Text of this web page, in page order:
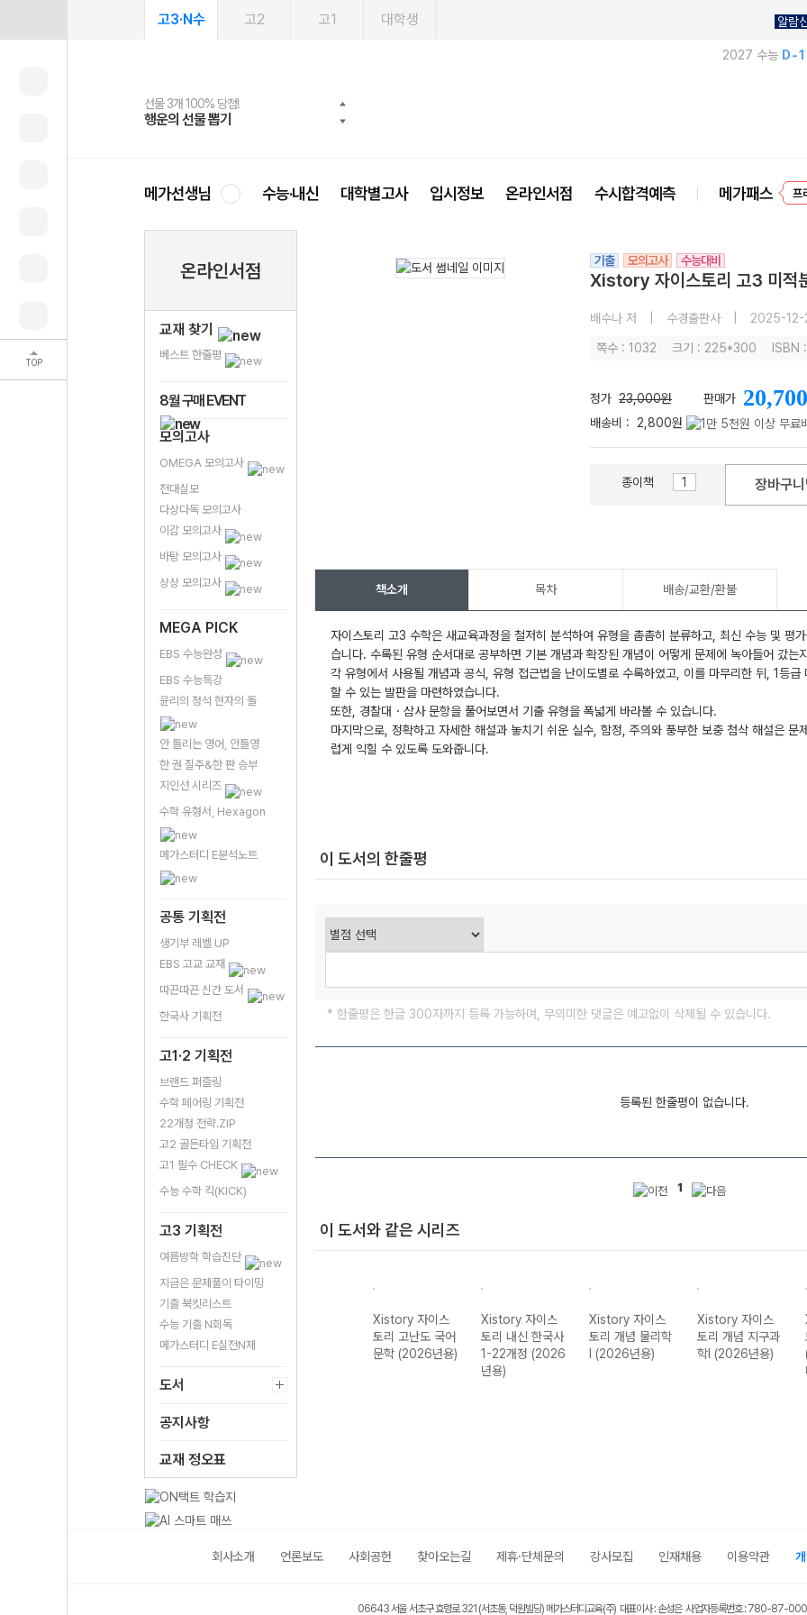
TOP
고3·N수 고2 고1 대학생 알람
2027 수능 D-
선물 3개 100% 당첨!
행운의 선물 뽑기
선물 100% 증정!
메가스터디 X 올리브
여름방학 스터디 캐시백
메가런 썸머스쿨
2027 러셀 단과
강사 공개선발
스마트러닝앱
설문 EVENT
메가패스
3일 무료 체험권
메가패스 수강생 무료혜택!
메가클럽 멤버십
사회공헌 캠페인
희망이룸 메가나눔
메가선생님 수능·내신 대학별고사 입시정보 온라인서점 수시합격예측 메가패스
온라인서점
교재 찾기
베스트 한줄평
8월 구매 EVENT
모의고사
OMEGA 모의고사
전대실모
다상다독 모의고사
이감 모의고사
바탕 모의고사
상상 모의고사
MEGA PICK
EBS 수능완성
EBS 수능특강
윤리의 정석 현자의 돌
안 틀리는 영어, 안틀영
한 권 질주&한 판 승부
지인선 시리즈
수학 유형서, Hexagon
메가스터디 E분석노트
공통 기획전
생기부 레벨 UP
EBS 고교 교재
따끈따끈 신간 도서
한국사 기획전
고1·2 기획전
브랜드 퍼즐링
수학 페어링 기획전
22개정 전략.ZIP
고2 골든타임 기획전
고1 필수 CHECK
수능 수학 킥(KICK)
고3 기획전
여름방학 학습진단
지금은 문제풀이 타이밍
기출 북킷리스트
수능 기출 N회독
메가스터디 E실전N제
도서
공지사항
교재 정오표
기출 모의고사 수능대비
Xistory 자이스토리 고3 미적
배수나 저 수경출판사 2025-12-
쪽수 : 1032 크기 : 225*300
정가 23,000원 판매가 20,700
배송비 : 2,800원
종이책 장바구니
책소개 목차 배송/교환/환불
자이스토리 고3 수학은 새교육과정을 철저히 분석하여 유형을 촘촘히 분류하고, 최신 수능 및 평
습니다. 수록된 유형 순서대로 공부하면 기본 개념과 확장된 개념이 어떻게 문제에 녹아들어 갔는
각 유형에서 사용될 개념과 공식, 유형 접근법을 난이도별로 수록하였고, 이를 마무리한 뒤, 1등
할 수 있는 발판을 마련하였습니다.
또한, 경찰대・삼사 문항을 풀어보면서 기출 유형을 폭넓게 바라볼 수 있습니다.
마지막으로, 정확하고 자세한 해설과 놓치기 쉬운 실수, 함정, 주의와 풍부한 보충 첨삭 해설은 문
럽게 익힐 수 있도록 도와줍니다.
이 도서의 한줄평
* 한줄평은 한글 300자까지 등록 가능하며, 무의미한 댓글은 예고없이 삭제될 수 있습니다.
등록된 한줄평이 없습니다.
1
이 도서와 같은 시리즈
Xistory 자이스
토리 고난도 영어
독해 (2026년용)
Xistory 자이스
토리 고난도 국어
문학 (2026년용)
Xistory 자이스
토리 내신 한국사
1-22개정 (2026
년용)
Xistory 자이스
토리 개념 물리학
I (2026년용)
Xistory 자이스
토리 개념 지구과
학I (2026년용)
회사소개 언론보도 사회공헌 찾아오는길 제휴·단체문의 강사모집 인재채용 이용약관
06643 서울 서초구 효령로 321 (서초동, 덕원빌딩) 메가스터디교육(주) 대표이사 : 손성은 사업자등록번호 : 780-87-